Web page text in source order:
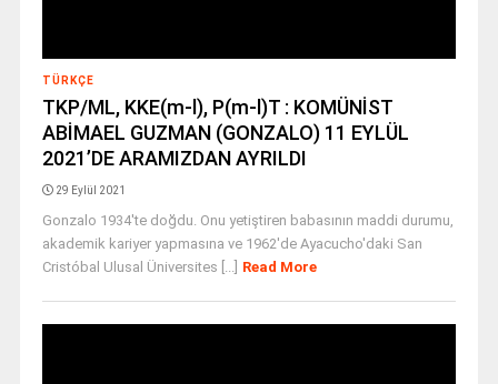
TÜRKÇE
TKP/ML, KKE(m-l), P(m-l)T : KOMÜNİST
ABİMAEL GUZMAN (GONZALO) 11 EYLÜL
2021’DE ARAMIZDAN AYRILDI
29 Eylül 2021
Gonzalo 1934'te doğdu. Onu yetiştiren babasının maddi durumu,
akademik kariyer yapmasına ve 1962'de Ayacucho'daki San
Cristóbal Ulusal Üniversites [...] Read More